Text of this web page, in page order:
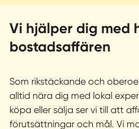
Vi hjälper dig med
bostadsaffären
Som rikstäckande och
alltid nära dig med lokal
köpa eller sälja ser vi till att
förutsättningar och mål. Vi